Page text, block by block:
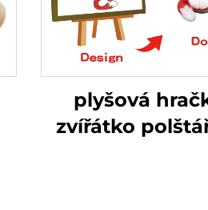
plyšová
zvířátko